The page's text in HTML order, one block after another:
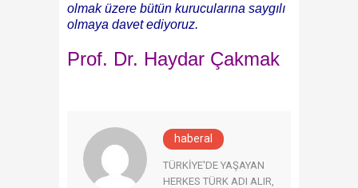
olmak üzere bütün kurucularına saygılı
olmaya davet ediyoruz.
Prof. Dr. Haydar Çakmak
haberal
TÜRKİYE'DE YAŞAYAN
HERKES TÜRK ADI ALIR,